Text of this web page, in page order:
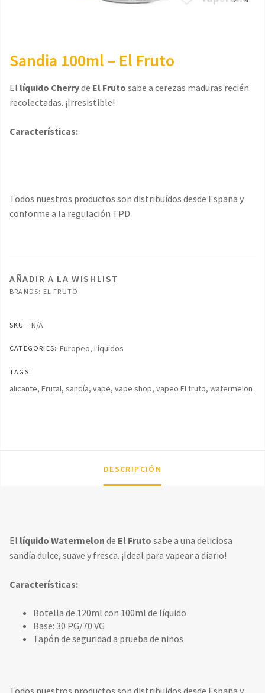
Sandia 100ml – El Fruto
El líquido Cherryde El Fruto sabe a cerezas maduras recién
recolectadas. ¡Irresistible!
Características:
Todos nuestros productos son distribuídos desde España y
conforme a la regulación TPD
AÑADIR A LA WISHLIST
BRANDS: EL FRUTO
SKU: N/A
CATEGORIES: Europeo,Líquidos
TAGS:
alicante, Frutal, sandía, vape, vape shop, vapeo El fruto, watermelon
DESCRIPCIÓN
El líquido Watermelon de El Fruto sabe a una deliciosa
sandía dulce, suave y fresca. ¡Ideal para vapear a diario!
Características:
Botella de 120ml con 100ml de líquido
Base: 30 PG/70 VG
Tapón de seguridad a prueba de niños
Todos nuestros productos son distribuidos desde España y